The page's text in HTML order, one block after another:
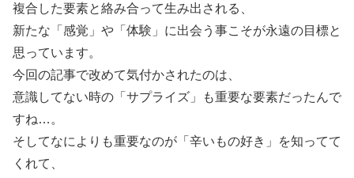
複合した要素と絡み合って生み出される、
新たな「感覚」や「体験」に出会う事こそが永遠の目標と
思っています。
今回の記事で改めて気付かされたのは、
意識してない時の「サプライズ」も重要な要素だったんで
すね…。
そしてなによりも重要なのが「辛いもの好き」を知ってて
くれて、